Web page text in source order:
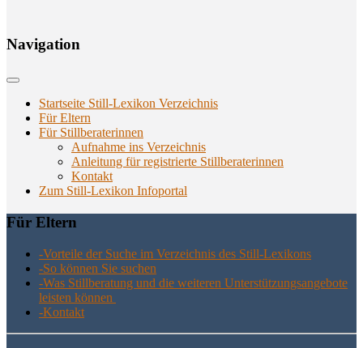
Navi­ga­ti­on
Startseite Still-Lexikon Verzeichnis
Für Eltern
Für Stillberaterinnen
Aufnahme ins Verzeichnis
Anlei­tung für regis­trier­te Stillberaterinnen
Kon­takt
Zum Still-Lexikon Infoportal
Für Eltern
-Vor­tei­le der Suche im Ver­zeich­nis des Still-Lexikons
-So kön­nen Sie suchen
-Was Still­be­ra­tung und die wei­te­ren Unter­stüt­zungs­an­ge­bo­te
leis­ten können
-Kon­takt